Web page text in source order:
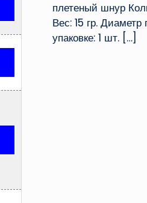
плетеный шнур
Вес: 15 гр.
упаковке: 1 шт.[…]